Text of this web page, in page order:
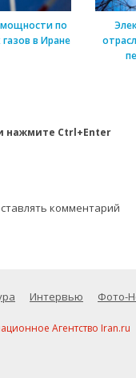
по
в Иране
нажмите Ctrl+Enter
комментарий
Интервью Фото-
Агентство Iran.ru